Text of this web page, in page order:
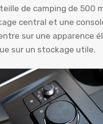
de camping de 500
central et une
sur une apparence
sur un stockage utile.